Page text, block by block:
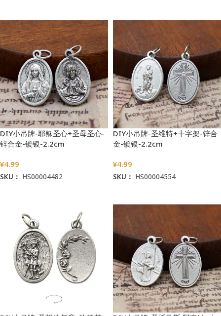
DIY小吊牌-耶稣圣心+圣母圣心-
锌合金-镀银-2.2cm
¥4.99
SKU： HS00004482
DIY小吊牌-圣维特+十字架-锌合
金-镀银-2.2cm
¥4.99
SKU： HS00004554